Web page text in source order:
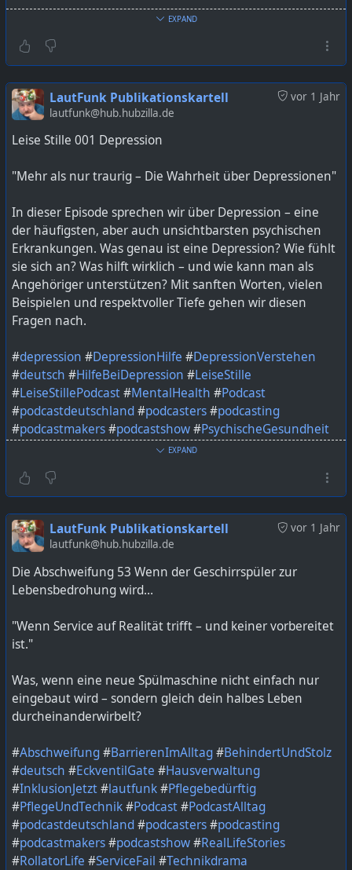
Bild KI generiert mit ChatGPT
https://lautfunk.uber.space/probepodcast/probe-
podcast-bonus-025-die-60-minuten-challenge/
EXPAND
vor 1 Jahr
LautFunk Publikationskartell
lautfunk@hub.hubzilla.de
Leise Stille 001 Depression
"Mehr als nur traurig – Die Wahrheit über Depressionen"
In dieser Episode sprechen wir über Depression – eine
der häufigsten, aber auch unsichtbarsten psychischen
Erkrankungen. Was genau ist eine Depression? Wie fühlt
sie sich an? Was hilft wirklich – und wie kann man als
Angehöriger unterstützen? Mit sanften Worten, vielen
Beispielen und respektvoller Tiefe gehen wir diesen
Fragen nach.
#depression #DepressionHilfe #DepressionVerstehen
#deutsch #HilfeBeiDepression #LeiseStille
#LeiseStillePodcast#MentalHealth #Podcast
#podcastdeutschland#podcasters#podcasting
#podcastmakers#podcastshow#PsychischeGesundheit
StillUndStark
Bild KI generiert mit ChatGPT
https://lautfunk.uber.space/podcast/leise-stille-001-
depression/
EXPAND
vor 1 Jahr
LautFunk Publikationskartell
lautfunk@hub.hubzilla.de
Die Abschweifung 53 Wenn der Geschirrspüler zur
Lebensbedrohung wird…
"Wenn Service auf Realität trifft – und keiner vorbereitet
ist."
Was, wenn eine neue Spülmaschine nicht einfach nur
eingebaut wird – sondern gleich dein halbes Leben
durcheinanderwirbelt?
#Abschweifung#BarrierenImAlltag#BehindertUndStolz
#deutsch #EckventilGate #Hausverwaltung
#InklusionJetzt#lautfunk#Pflegebedürftig
#PflegeUndTechnik#Podcast#PodcastAlltag
#podcastdeutschland#podcasters#podcasting
#podcastmakers#podcastshow#RealLifeStories
#RollatorLife #ServiceFail #Technikdrama